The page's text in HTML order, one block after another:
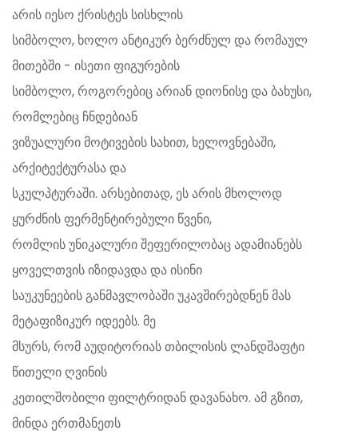
არის იესო ქრისტეს სისხლის
სიმბოლო, ხოლო ანტიკურ ბერძნულ და რომაულ
მითებში - ისეთი ფიგურების
სიმბოლო, როგორებიც არიან დიონისე და ბახუსი,
რომლებიც ჩნდებიან
ვიზუალური მოტივების სახით, ხელოვნებაში,
არქიტექტურასა და
სკულპტურაში. არსებითად, ეს არის მხოლოდ
ყურძნის ფერმენტირებული წვენი,
რომლის უნიკალური შეფერილობაც ადამიანებს
ყოველთვის იზიდავდა და ისინი
საუკუნეების განმავლობაში უკავშირებდნენ მას
მეტაფიზიკურ იდეებს. მე
მსურს, რომ აუდიტორიას თბილისის ლანდშაფტი
წითელი ღვინის
კეთილშობილი ფილტრიდან დავანახო. ამ გზით,
მინდა ერთმანეთს